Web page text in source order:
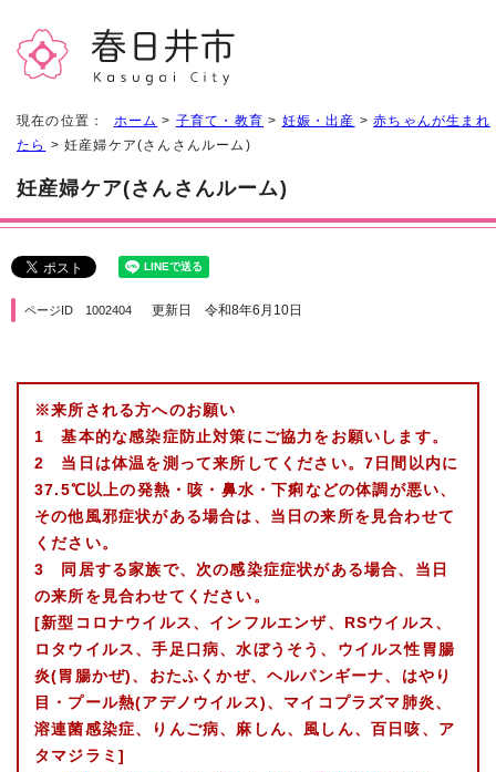
現在の位置： ホーム > 子育て・教育 > 妊娠・出産 >赤ちゃんが生まれ
たら > 妊産婦ケア(さんさんルーム)
妊産婦ケア(さんさんルーム)
ページID 1002404 更新日 令和8年6月10日
※来所される方へのお願い
1 基本的な感染症防止対策にご協力をお願いします。
2 当日は体温を測って来所してください。 7日間以内に
37.5℃以上の発熱・咳・鼻水・下痢などの体調が悪い、
その他風邪症状がある場合は、当日の来所を見合わせて
ください。
3 同居する家族で、次の感染症症状がある場合、当日
の来所を見合わせてください。
[新型コロナウイルス、インフルエンザ、RSウイルス、
ロタウイルス、手足口病、水ぼうそう、ウイルス性胃腸
炎(胃腸かぜ)、おたふくかぜ、ヘルパンギーナ、はやり
目・プール熱(アデノウイルス)、マイコプラズマ肺炎、
溶連菌感染症、りんご病、麻しん、風しん、百日咳、ア
タマジラミ]